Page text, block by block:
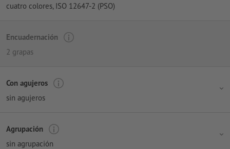
cuatro colores, ISO 12647-2 (PSO)
Encuadernación
2 grapas
Con agujeros
sin agujeros
Agrupación
sin agrupación